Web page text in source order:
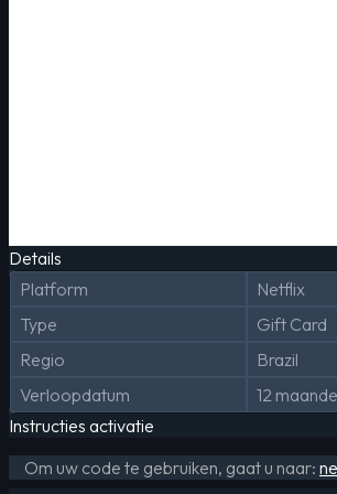
Details
Platform
Netflix
Type
Gift Card
Regio
Brazil
Verloopdatum
12
Instructies activatie
Om uw code te gebruiken, gaat u naar: